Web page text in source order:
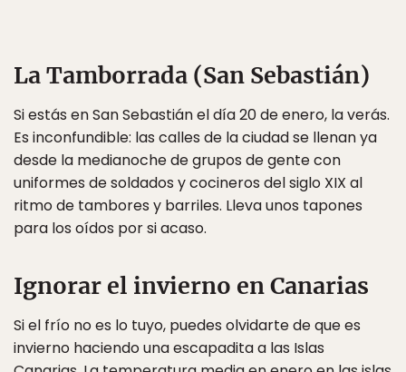
La Tamborrada (San Sebastián)
Si estás en San Sebastián el día 20 de enero, la verás.
Es inconfundible: las calles de la ciudad se llenan ya
desde la medianoche de grupos de gente con
uniformes de soldados y cocineros del siglo XIX al
ritmo de tambores y barriles. Lleva unos tapones
para los oídos por si acaso.
Ignorar el invierno en Canarias
Si el frío no es lo tuyo, puedes olvidarte de que es
invierno haciendo una escapadita a las Islas